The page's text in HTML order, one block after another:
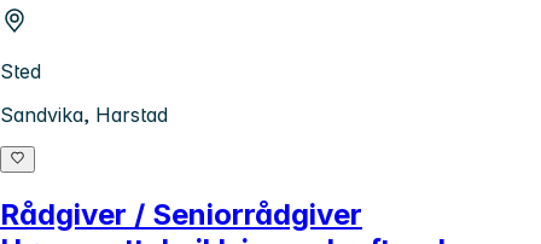
Sted
Sandvika, Harstad
Rådgiver / Seniorrådgiver